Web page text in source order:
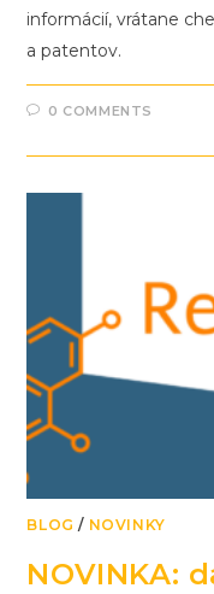
informácií, vrátane
a patentov.
0 COMMENTS
BLOG / NOVINKY
NOVINKA: